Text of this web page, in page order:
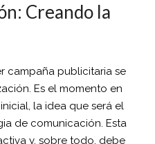
Creando la
campaña publicitaria se
Es el momento en
la idea que será el
de comunicación. Esta
y, sobre todo, debe